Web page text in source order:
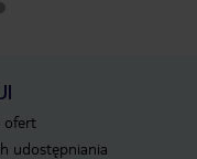
ofert
udostępniania